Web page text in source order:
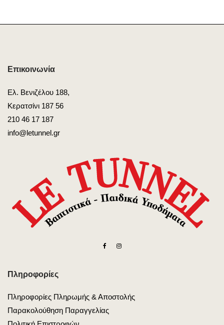
Επικοινωνία
Ελ. Βενιζέλου 188,
Κερατσίνι 187 56
210 46 17 187
info@letunnel.gr
Πληροφορίες
Πληροφορίες Πληρωμής & Αποστολής
Παρακολούθηση Παραγγελίας